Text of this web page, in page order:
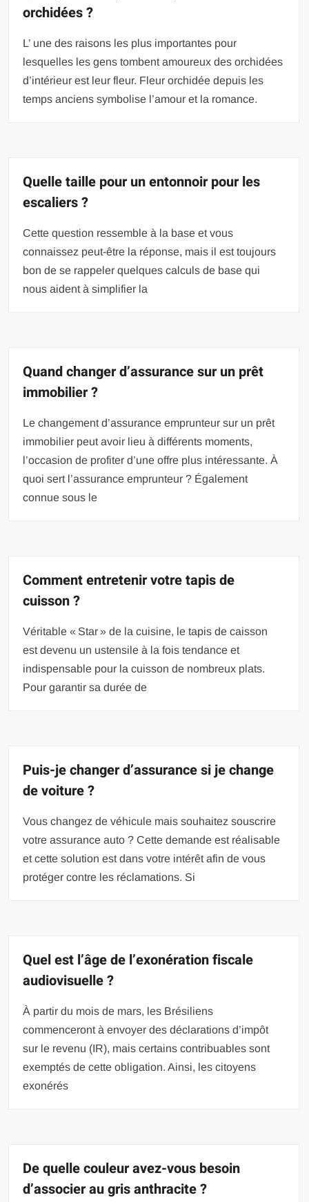
orchidées ?
L’ une des raisons les plus importantes pour
lesquelles les gens tombent amoureux des orchidées
d’intérieur est leur fleur. Fleur orchidée depuis les
temps anciens symbolise l’amour et la romance.
Quelle taille pour un entonnoir pour les
escaliers ?
Cette question ressemble à la base et vous
connaissez peut-être la réponse, mais il est toujours
bon de se rappeler quelques calculs de base qui
nous aident à simplifier la
Quand changer d’assurance sur un prêt
immobilier ?
Le changement d’assurance emprunteur sur un prêt
immobilier peut avoir lieu à différents moments,
l’occasion de profiter d’une offre plus intéressante. À
quoi sert l’assurance emprunteur ? Également
connue sous le
Comment entretenir votre tapis de
cuisson ?
Véritable « Star » de la cuisine, le tapis de caisson
est devenu un ustensile à la fois tendance et
indispensable pour la cuisson de nombreux plats.
Pour garantir sa durée de
Puis-je changer d’assurance si je change
de voiture ?
Vous changez de véhicule mais souhaitez souscrire
votre assurance auto ? Cette demande est réalisable
et cette solution est dans votre intérêt afin de vous
protéger contre les réclamations. Si
Quel est l’âge de l’exonération fiscale
audiovisuelle ?
À partir du mois de mars, les Brésiliens
commenceront à envoyer des déclarations d’impôt
sur le revenu (IR), mais certains contribuables sont
exemptés de cette obligation. Ainsi, les citoyens
exonérés
De quelle couleur avez-vous besoin
d’associer au gris anthracite ?